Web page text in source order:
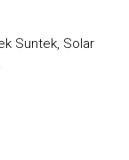
Suntek, Solar